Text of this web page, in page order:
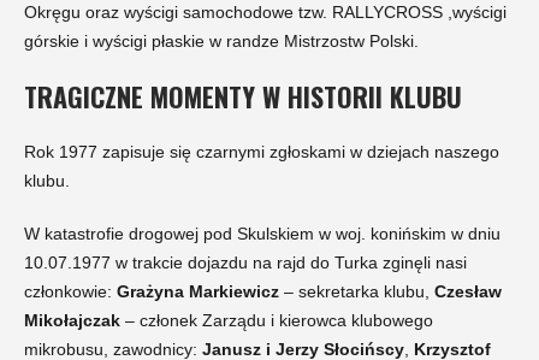
Okręgu oraz wyścigi samochodowe tzw. RALLYCROSS ,wyścigi
górskie i wyścigi płaskie w randze Mistrzostw Polski.
TRAGICZNE MOMENTY W HISTORII KLUBU
Rok 1977 zapisuje się czarnymi zgłoskami w dziejach naszego
klubu.
W katastrofie drogowej pod Skulskiem w woj. konińskim w dniu
10.07.1977 w trakcie dojazdu na rajd do Turka zginęli nasi
członkowie: Grażyna Markiewicz– sekretarka klubu, Czesław
Mikołajczak– członek Zarządu i kierowca klubowego
mikrobusu, zawodnicy: Janusz i Jerzy Słocińscy, Krzysztof